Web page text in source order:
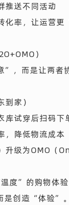
推送不同活动
化率，让运营更
）
，而是让两者
家）
试穿后扫码下
，降低物流成本
升级为OMO
度”的购物体验
创造“体验”。